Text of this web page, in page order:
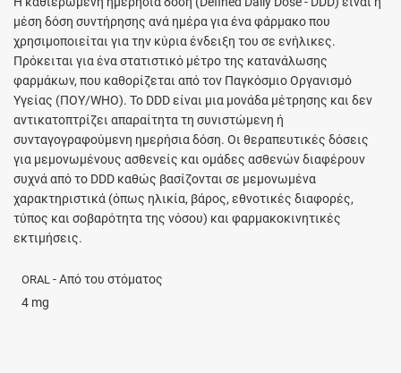
μέση δόση συντήρησης ανά ημέρα για ένα φάρμακο που
χρησιμοποιείται για την κύρια ένδειξη του σε ενήλικες.
Πρόκειται για ένα στατιστικό μέτρο της κατανάλωσης
φαρμάκων, που καθορίζεται από τον Παγκόσμιο Οργανισμό
Υγείας (ΠΟΥ/WHO). Το DDD είναι μια μονάδα μέτρησης και δεν
αντικατοπτρίζει απαραίτητα τη συνιστώμενη ή
συνταγογραφούμενη ημερήσια δόση. Οι θεραπευτικές δόσεις
για μεμονωμένους ασθενείς και ομάδες ασθενών διαφέρουν
συχνά από το DDD καθώς βασίζονται σε μεμονωμένα
χαρακτηριστικά (όπως ηλικία, βάρος, εθνοτικές διαφορές,
τύπος και σοβαρότητα της νόσου) και φαρμακοκινητικές
εκτιμήσεις.
ORAL - Από του στόματος
4 mg